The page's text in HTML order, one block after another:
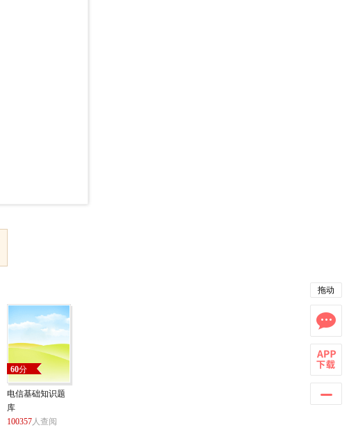
60分
电信基础知识题
库
100357人查阅
拖动